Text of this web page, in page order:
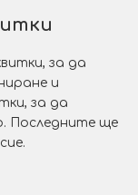
за да
и
за да
Последните ще